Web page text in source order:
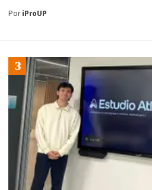
PoriProUP